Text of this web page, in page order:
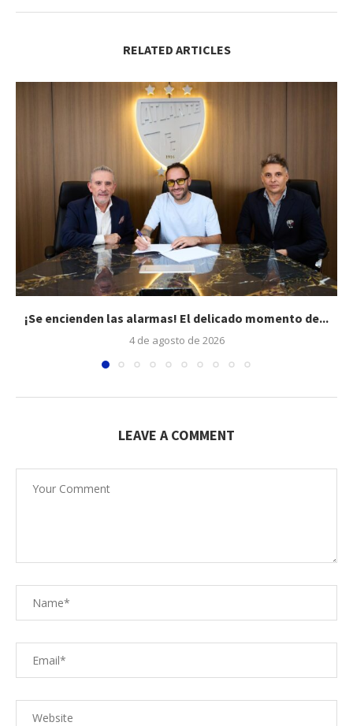
RELATED ARTICLES
¡Se encienden las alarmas! El delicado momento de...
4 de agosto de 2026
LEAVE A COMMENT